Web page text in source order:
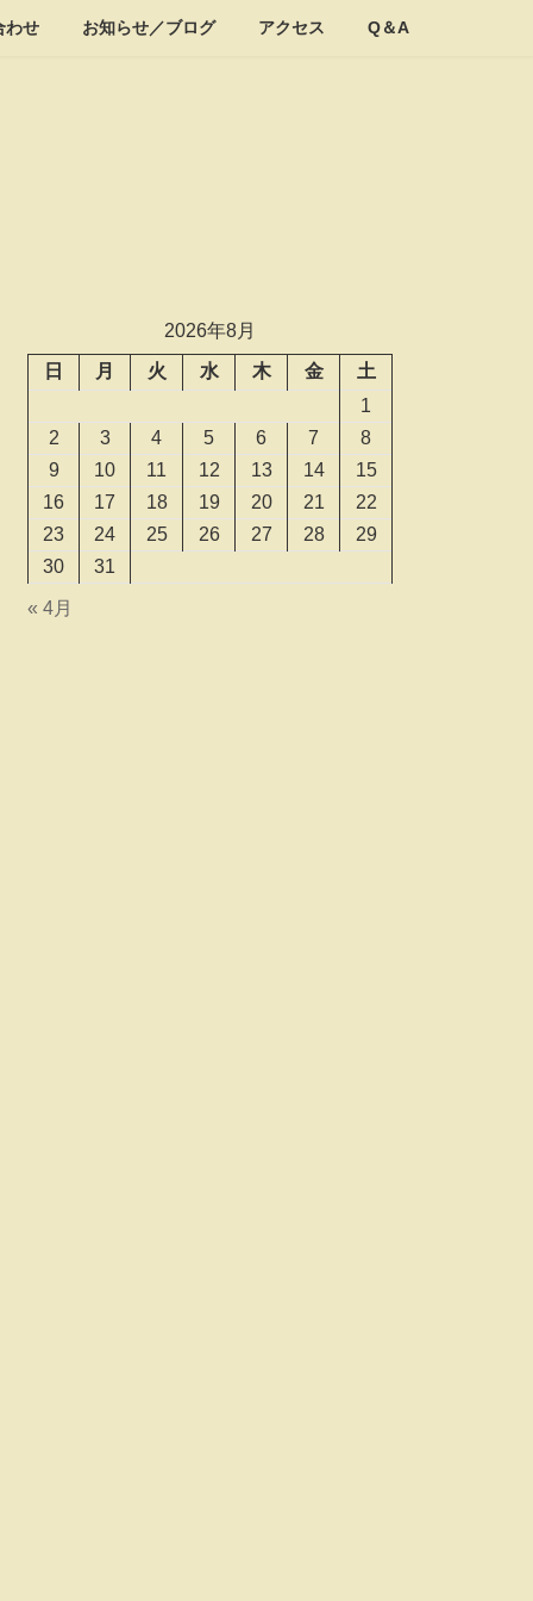
わせ お知らせ／ブログ アクセス Q＆A
2026年8月
日
月 火 水 木 金
土
1
2
3 4 5 6 7
8
9
10 11 12 13 14
15
16
17 18 19 20 21
22
23
24 25 26 27 28
29
30
31
« 4月